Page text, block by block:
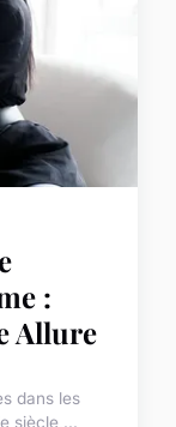
:
Allure
dans les
siècle,...